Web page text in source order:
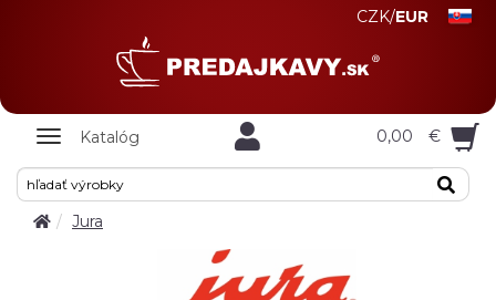
CZK/EUR
Zobrazit
Katalóg 0,00 €
Jura